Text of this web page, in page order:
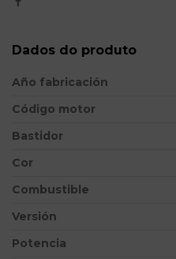
Dados do produto
Año fabricación
Código motor
Bastidor
Cor
Combustible
Versión
Potencia